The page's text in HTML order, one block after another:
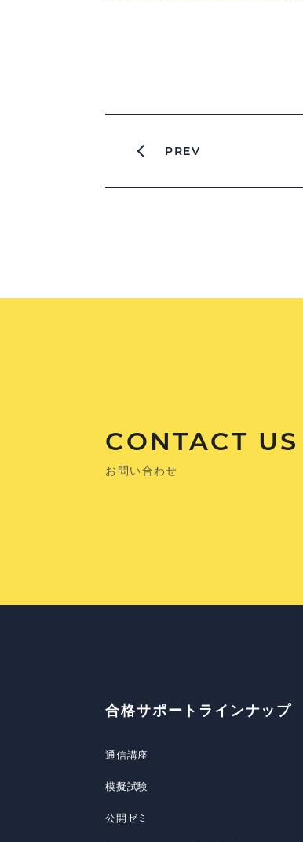
PREV
CONTACT US
お問い合わせ
合格サポートラインナップ
通信講座
模擬試験
公開ゼミ